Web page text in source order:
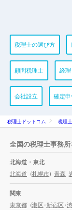
税理士の選び方
顧問税理士 経
会社設立 確定
税理士ドットコム 税理
全国の税理士事務
北海道・東北
北海道 (札幌市) 青森
関東
東京都 (港区・新宿区・